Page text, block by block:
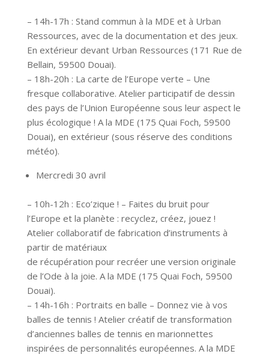
– 14h-17h : Stand commun à la MDE et à Urban
Ressources, avec de la documentation et des jeux.
En extérieur devant Urban Ressources (171 Rue de
Bellain, 59500 Douai).
– 18h-20h : La carte de l’Europe verte – Une
fresque collaborative. Atelier participatif de dessin
des pays de l’Union Européenne sous leur aspect le
plus écologique ! A la MDE (175 Quai Foch, 59500
Douai), en extérieur (sous réserve des conditions
météo).
Mercredi 30 avril
– 10h-12h : Eco’zique ! – Faites du bruit pour
l’Europe et la planète : recyclez, créez, jouez !
Atelier collaboratif de fabrication d’instruments à
partir de matériaux
de récupération pour recréer une version originale
de l’Ode à la joie. A la MDE (175 Quai Foch, 59500
Douai).
– 14h-16h : Portraits en balle – Donnez vie à vos
balles de tennis ! Atelier créatif de transformation
d’anciennes balles de tennis en marionnettes
inspirées de personnalités européennes. A la MDE